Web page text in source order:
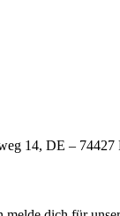
14, DE –